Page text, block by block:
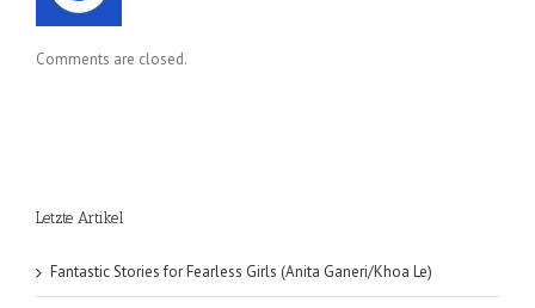
Comments are closed.
Letzte Artikel
Fantastic Stories for Fearless Girls (Anita Ganeri/Khoa Le)